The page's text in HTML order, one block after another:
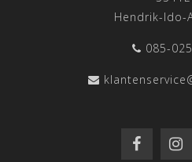
Hendrik-Ido-
085-